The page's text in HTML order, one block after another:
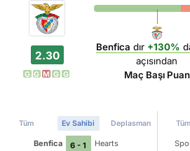
2.30
G G M G G
Benfica dır +130%
açısından
Maç Başı Puan
Tüm Ev Sahibi Deplasman
Benfica 6 - 1
Hearts
Tüm